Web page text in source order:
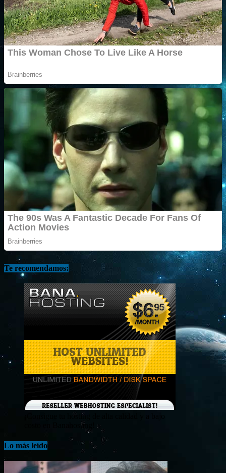
Te recomendamos:
¡Consigue tu hosting de alta calidad y a bajo
costo en Banahosting!
Lo más leído